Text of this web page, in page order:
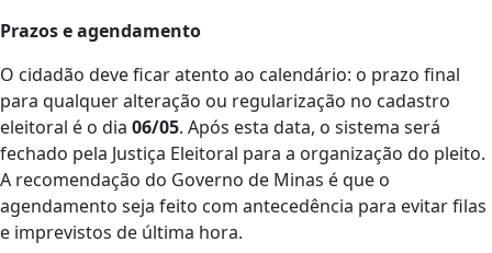
Prazos e agendamento
O cidadão deve ficar atento ao calendário: o prazo final
para qualquer alteração ou regularização no cadastro
eleitoral é o dia 06/05. Após esta data, o sistema será
fechado pela Justiça Eleitoral para a organização do pleito.
A recomendação do Governo de Minas é que o
agendamento seja feito com antecedência para evitar filas
e imprevistos de última hora.